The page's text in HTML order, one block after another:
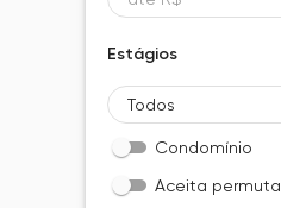
Estágios
Todos
Condomínio
Aceita permuta